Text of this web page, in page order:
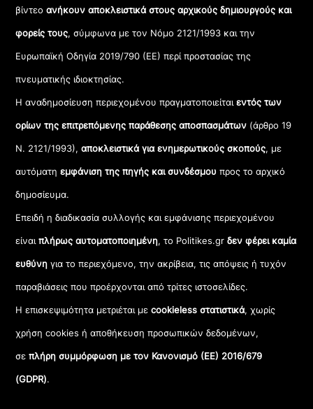
βίντεοανήκουν αποκλειστικά στους αρχικούς δημιουργούς και
φορείς τους, σύμφωνα με τον Νόμο 2121/1993 και την
Ευρωπαϊκή Οδηγία 2019/790 (ΕΕ) περί προστασίας της
πνευματικής ιδιοκτησίας.
Η αναδημοσίευση περιεχομένου πραγματοποιείταιεντός των
ορίων της επιτρεπόμενης παράθεσης αποσπασμάτων (άρθρο 19
Ν. 2121/1993), αποκλειστικά για ενημερωτικούς σκοπούς, με
αυτόματηεμφάνιση της πηγής και συνδέσμου προς το αρχικό
δημοσίευμα.
Επειδή η διαδικασία συλλογής και εμφάνισης περιεχομένου
είναιπλήρως αυτοματοποιημένη, το Politikes.grδεν φέρει καμία
ευθύνη για το περιεχόμενο, την ακρίβεια, τις απόψεις ή τυχόν
παραβιάσεις που προέρχονται από τρίτες ιστοσελίδες.
Η επισκεψιμότητα μετριέται μεcookieless στατιστικά, χωρίς
χρήση cookies ή αποθήκευση προσωπικών δεδομένων,
σεπλήρη συμμόρφωση με τον Κανονισμό (ΕΕ) 2016/679
(GDPR).